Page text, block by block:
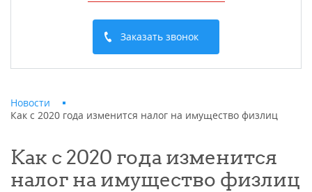
Заказать звонок
Новости
Как с 2020 года изменится налог на имущество физлиц
Как с 2020 года изменится
налог на имущество физлиц